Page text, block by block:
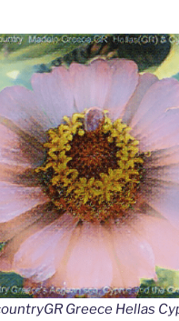
Greece Hellas